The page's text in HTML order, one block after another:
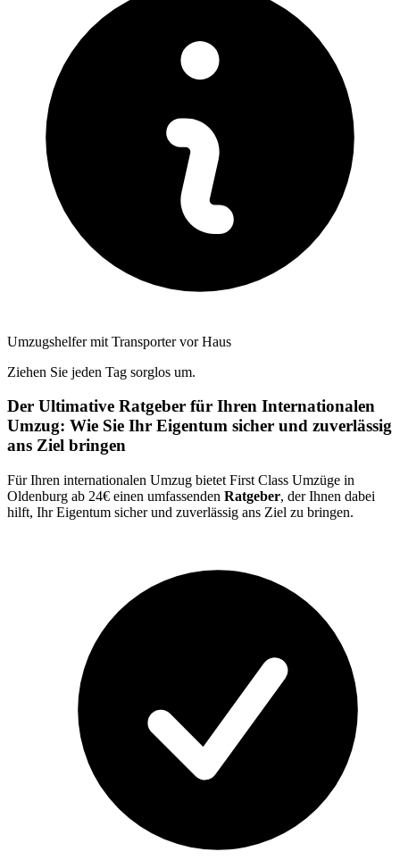
Umzugshelfer mit Transporter vor Haus
Ziehen Sie jeden Tag sorglos um.
Der Ultimative Ratgeber für Ihren Internationalen
Umzug: Wie Sie Ihr Eigentum sicher und zuverlässig
ans Ziel bringen
Für Ihren internationalen Umzug bietet First Class Umzüge in
Oldenburg ab 24€ einen umfassenden Ratgeber, der Ihnen dabei
hilft, Ihr Eigentum sicher und zuverlässig ans Ziel zu bringen.